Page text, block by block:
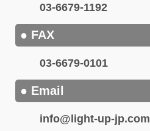
03-6679-1192
● FAX
03-6679-0101
● Email
info@light-up-jp.com